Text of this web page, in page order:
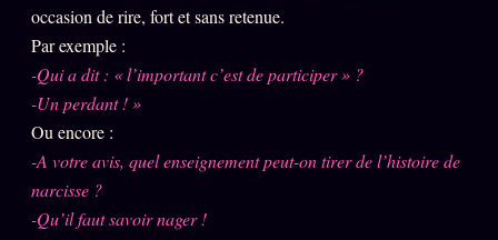
Oracle Famille
Oracle Sigil Sonore
Oracle Parfum
Oracle Carte du Jour
Oracle Algorithme
occasion de rire, fort et sans retenue.
Par exemple :
-Qui a dit : « l’important c’est de participer » ?
-Un perdant ! »
Ou encore :
-A votre avis, quel enseignement peut-on tirer de l’histoire de
narcisse ?
-Qu’il faut savoir nager !